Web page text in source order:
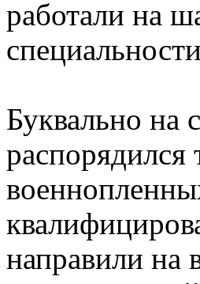
работали на
Буквально на
распорядился
направили на